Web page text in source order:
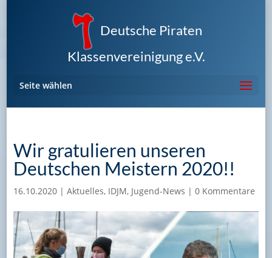
Deutsche Piraten
Klassenvereinigung e.V.
Seite wählen
Wir gratulieren unseren
Deutschen Meistern 2020!!
16.10.2020| Aktuelles, IDJM, Jugend-News | 0 Kommentare